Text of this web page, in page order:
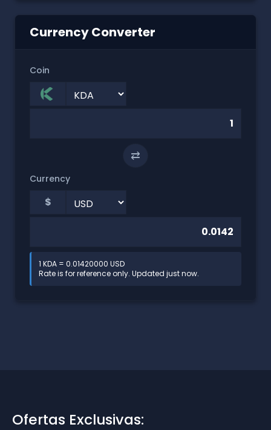
Currency Converter
Coin
⇄
Currency
$
1 KDA = 0.01420000 USD
Rate is for reference only. Updated just now.
Ofertas Exclusivas: